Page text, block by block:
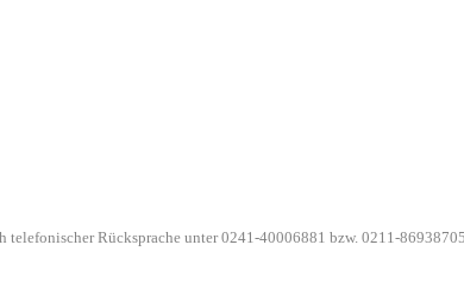
Rücksprache unter 0241-40006881 bzw. 0211-